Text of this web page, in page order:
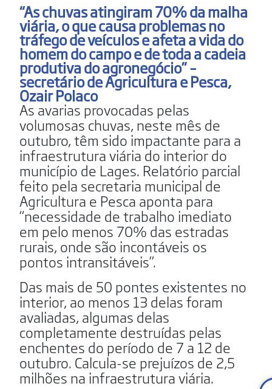
“As chuvas atingiram 70% da malha
viária, o que causa problemas no
tráfego de veículos e afeta a vida do
homem do campo e de toda a cadeia
produtiva do agronegócio” –
secretário de Agricultura e Pesca,
Ozair Polaco
As avarias provocadas pelas
volumosas chuvas, neste mês de
outubro, têm sido impactante para a
infraestrutura viária do interior do
município de Lages. Relatório parcial
feito pela secretaria municipal de
Agricultura e Pesca aponta para
“necessidade de trabalho imediato
em pelo menos 70% das estradas
rurais, onde são incontáveis os
pontos intransitáveis”.
Das mais de 50 pontes existentes no
interior, ao menos 13 delas foram
avaliadas, algumas delas
completamente destruídas pelas
enchentes do período de 7 a 12 de
outubro. Calcula-se prejuízos de 2,5
milhões na infraestrutura viária.